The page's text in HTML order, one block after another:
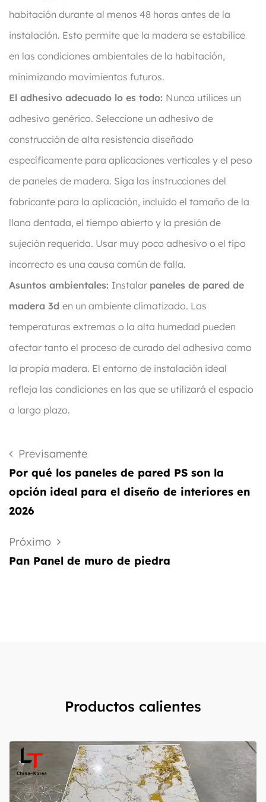
habitación durante al menos 48 horas antes de la
instalación. Esto permite que la madera se estabilice
en las condiciones ambientales de la habitación,
minimizando movimientos futuros.
El adhesivo adecuado lo es todo: Nunca utilices un
adhesivo genérico. Seleccione un adhesivo de
construcción de alta resistencia diseñado
específicamente para aplicaciones verticales y el peso
de paneles de madera. Siga las instrucciones del
fabricante para la aplicación, incluido el tamaño de la
llana dentada, el tiempo abierto y la presión de
sujeción requerida. Usar muy poco adhesivo o el tipo
incorrecto es una causa común de falla.
Asuntos ambientales: Instalar paneles de pared de
madera 3d en un ambiente climatizado. Las
temperaturas extremas o la alta humedad pueden
afectar tanto el proceso de curado del adhesivo como
la propia madera. El entorno de instalación ideal
refleja las condiciones en las que se utilizará el espacio
a largo plazo.
Previsamente
Por qué los paneles de pared PS son la
opción ideal para el diseño de interiores en
2026
Próximo
Pan Panel de muro de piedra
Productos calientes